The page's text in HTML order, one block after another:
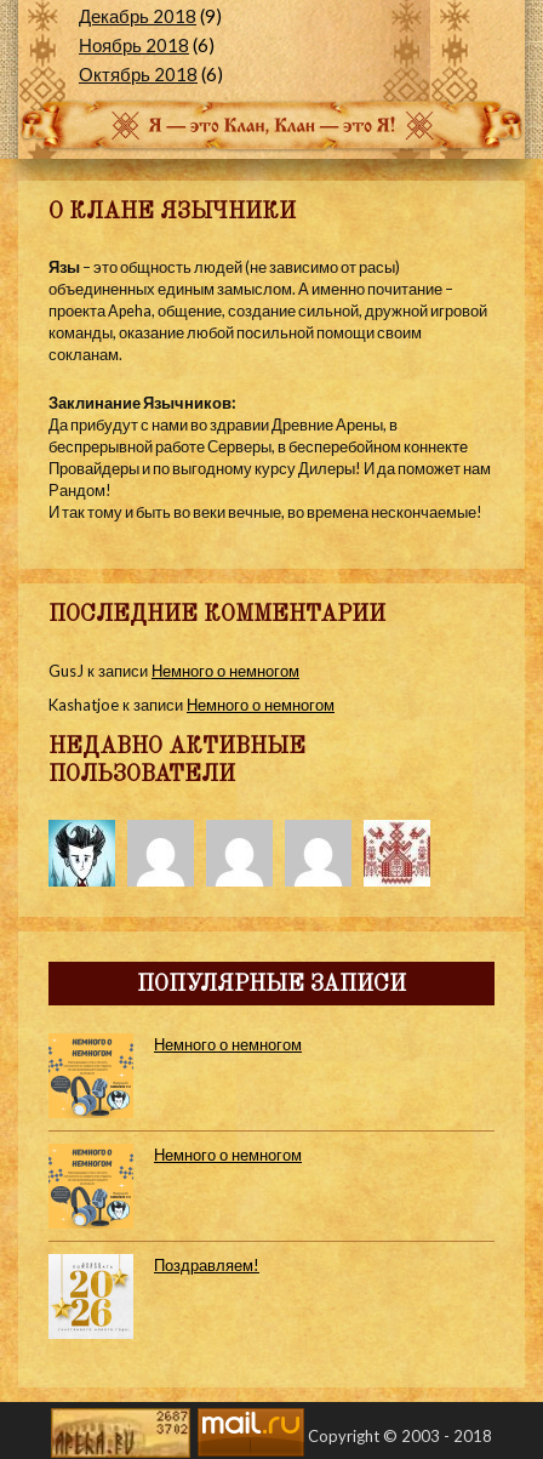
Декабрь 2018 (9)
Ноябрь 2018 (6)
Октябрь 2018 (6)
О КЛАНЕ ЯЗЫЧНИКИ
Язы – это общность людей (не зависимо от расы)
объединенных единым замыслом. А именно почитание –
проекта Apeha, общение, создание сильной, дружной игровой
команды, оказание любой посильной помощи своим
сокланам.
Заклинание Язычников:
Да прибудут с нами во здравии Древние Арены, в
беспрерывной работе Серверы, в бесперебойном коннекте
Провайдеры и по выгодному курсу Дилеры! И да поможет нам
Рандом!
И так тому и быть во веки вечные, во времена нескончаемые!
ПОСЛЕДНИЕ КОММЕНТАРИИ
GusJ к записи Немного о немногом
Kashatjoeк записи Немного о немногом
НЕДАВНО АКТИВНЫЕ
ПОЛЬЗОВАТЕЛИ
ПОПУЛЯРНЫЕ ЗАПИСИ
Немного о немногом
Немного о немногом
Поздравляем!
Copyright © 2003 - 2018